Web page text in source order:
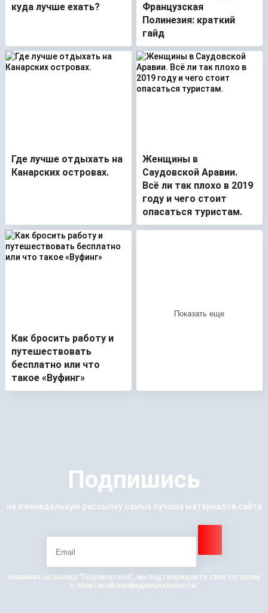
куда лучше ехать?
Французская
Полинезия: краткий
гайд
Где лучше отдыхать на
Канарских островах.
Женщины в
Саудовской Аравии.
Всё ли так плохо в 2019
году и чего стоит
опасаться туристам.
Как бросить работу и
путешествовать
бесплатно или что
такое «Вуфинг»
Подпишись
на еженедельную рассылку самых лучших материалов сайта
Нажимая на кнопку “Подписаться”, вы подтверждаете свое согласие
с политикой конфиденциальности.